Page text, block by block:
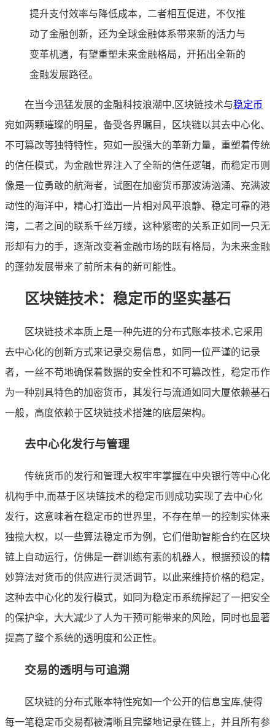
提升支付效率与降低成本，二者相互促进，不仅推
动了金融创新，还为全球金融体系带来新的活力与
变革机遇，有望重塑未来金融格局，开拓出全新的
金融发展路径。
在当今迅猛发展的金融科技浪潮中,区块链技术与稳定币
宛如两颗璀璨的明星，备受各界瞩目，区块链以其去中心化、
不可篡改等独特特性，宛如一股强大的革新力量，重塑着传统
的信任模式，为金融世界注入了全新的信任逻辑，而稳定币则
像是一位勇敢的航海者，试图在加密货币那波涛汹涌、充满波
动性的海洋中，精心打造出一片相对风平浪静、稳定可靠的港
湾，二者之间的联系千丝万缕，这种紧密的关系正如同一只无
形却有力的手，逐渐改变着金融市场的既有格局，为未来金融
的蓬勃发展带来了前所未有的新可能性。
区块链技术：稳定币的坚实基石
区块链技术本质上是一种先进的分布式账本技术,它采用
去中心化的创新方式来记录交易信息，如同一位严谨的记录
者，一丝不苟地确保着数据的安全性和不可篡改性，稳定币作
为一种别具特色的加密货币，其发行与流通如同大厦依赖基石
一般，高度依赖于区块链技术搭建的底层架构。
去中心化发行与管理
传统货币的发行和管理大权牢牢掌握在中央银行等中心化
机构手中,而基于区块链技术的稳定币则成功实现了去中心化
发行，这意味着在稳定币的世界里，不存在单一的控制实体来
独揽大权，以一些算法稳定币为例，它们借助智能合约在区块
链上自动运行，仿佛是一群训练有素的机器人，根据预设的精
妙算法对货币的供应进行灵活调节，以此来维持价格的稳定，
这种去中心化的发行模式，如同为稳定币系统撑起了一把安全
的保护伞，大大减少了人为干预可能带来的风险，同时也显著
提高了整个系统的透明度和公正性。
交易的透明与可追溯
区块链的分布式账本特性宛如一个公开的信息宝库,使得
每一笔稳定币交易都被清晰且完整地记录在链上，并且所有参